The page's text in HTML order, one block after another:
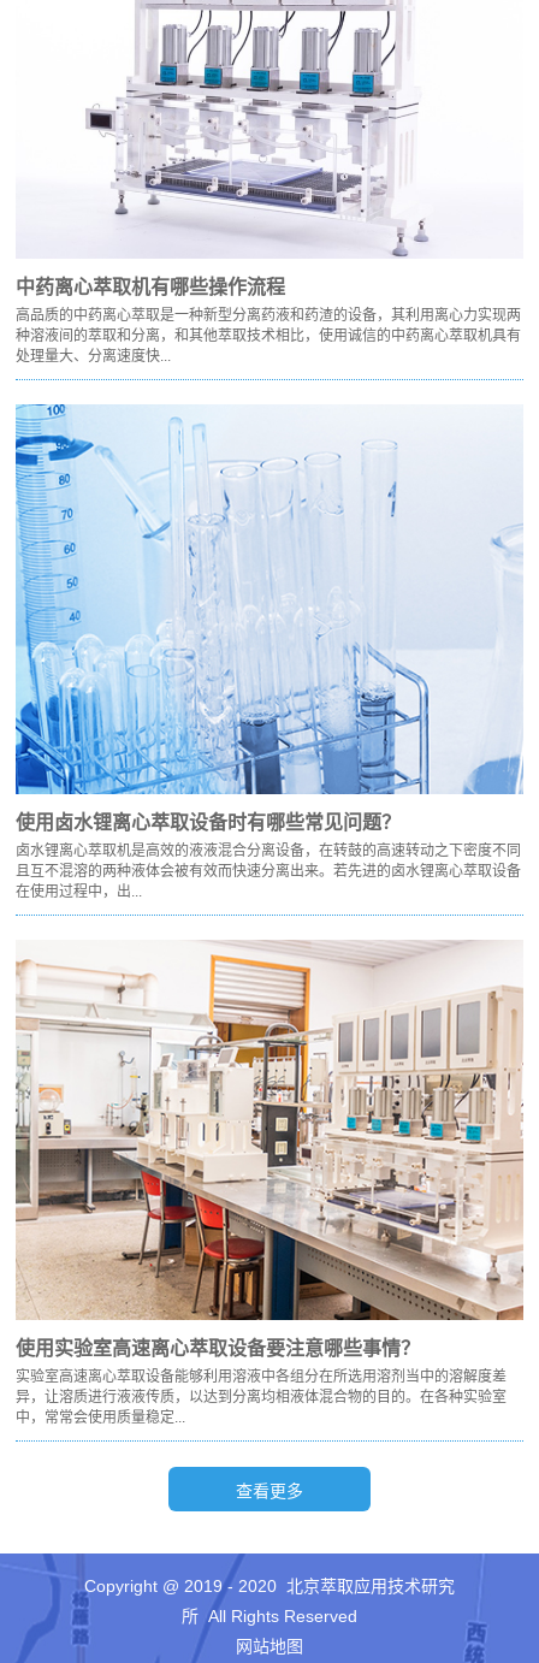
中药离心萃取机有哪些操作流程
高品质的中药离心萃取是一种新型分离药液和药渣的设备，其利用离心力实现两
种溶液间的萃取和分离，和其他萃取技术相比，使用诚信的中药离心萃取机具有
处理量大、分离速度快...
使用卤水锂离心萃取‍设备时有哪些常见问题？
卤水锂离心萃取‍机是高效的液液混合分离设备，在转鼓的高速转动之下密度不同
且互不混溶的两种液体会被有效而快速分离出来。若先进的卤水锂离心萃取‍设备
在使用过程中，出...
使用实验室高速离心萃取‍设备要注意哪些事情？
实验室高速离心萃取‍设备能够利用溶液中各组分在所选用溶剂当中的溶解度差
异，让溶质进行液液传质，以达到分离均相液体混合物的目的。在各种实验室
中，常常会使用质量稳定...
Copyright @ 2019 - 2020 北京萃取应用技术研究
所 All Rights Reserved
网站地图